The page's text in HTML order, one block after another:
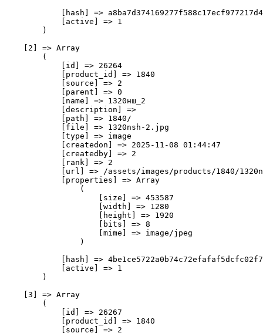
[hash] =>
            [active] => 1
        )
    [2] => Array
        (
            [id] => 26264
            [product_id] => 1840
            [source] => 2
            [parent] => 0
            [name] => 1320нш_2
            [description] =>
            [path] => 1840/
            [file] => 1320nsh-2.jpg
            [type] => image
            [createdon] => 2025-11-08 01:44:47
            [createdby] => 2
            [rank] => 2
[url] => /assets/images/products/1840/
            [properties] => Array
                (
                    [size] => 453587
                    [width] => 1280
                    [height] => 1920
                    [bits] => 8
                    [mime] => image/jpeg
                )
[hash] =>
            [active] => 1
        )
    [3] => Array
        (
            [id] => 26267
            [product_id] => 1840
            [source] => 2